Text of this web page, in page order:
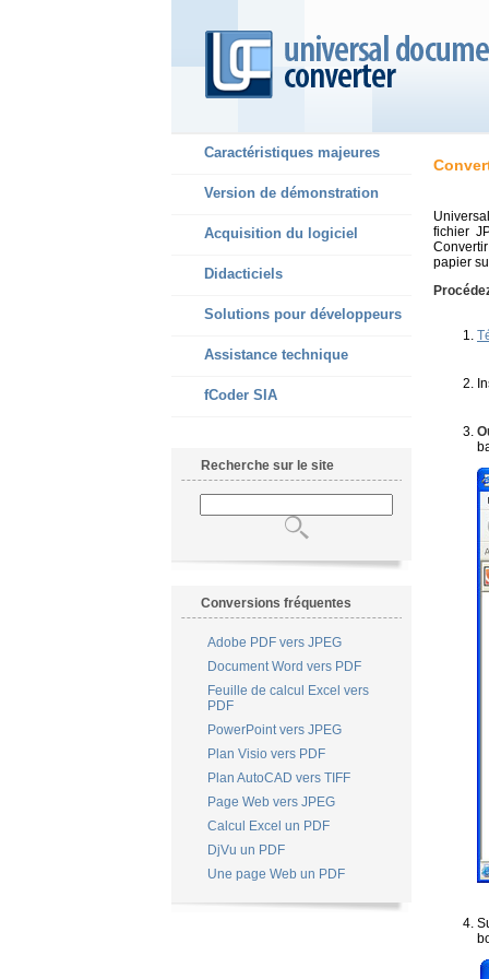
Caractéristiques majeures
Version de démonstration
Acquisition du logiciel
Didacticiels
Solutions pour développeurs
Assistance technique
fCoder SIA
Recherche sur le site
Conversions fréquentes
Adobe PDF vers JPEG
Document Word vers PDF
Feuille de calcul Excel vers
PDF
PowerPoint vers JPEG
Plan Visio vers PDF
Plan AutoCAD vers TIFF
Page Web vers JPEG
Calcul Excel un PDF
DjVu un PDF
Une page Web un PDF
fichier
papier